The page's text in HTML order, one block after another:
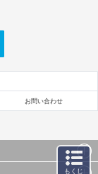
お問い合わせ
もくじ